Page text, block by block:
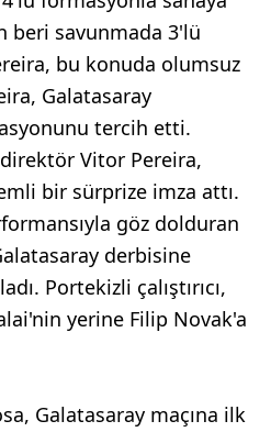
beri savunmada 3'lü
bu konuda olumsuz
Galatasaray
tercih etti.
Vitor Pereira,
bir sürprize imza attı.
göz dolduran
derbisine
Portekizli çalıştırıcı,
yerine Filip Novak'a
Galatasaray maçına ilk